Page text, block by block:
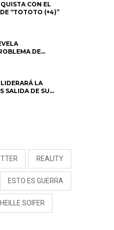
CON EL
“TOTOTO (+4)”
DE
SEPARARSE DE
UN
LA
SALIDA DE SU
CON
REALITY
ESTO ES GUERRA
SOIFER